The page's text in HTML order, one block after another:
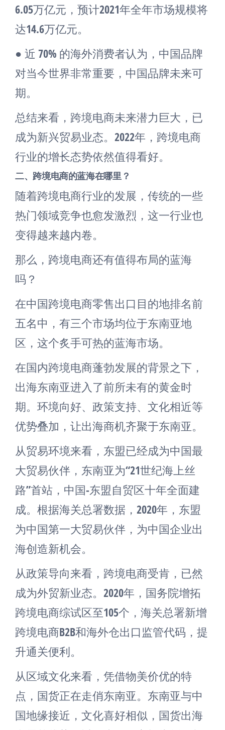
6.05万亿元，预计2021年全年市场规模将
达14.6万亿元。
● 近 70% 的海外消费者认为，中国品牌
对当今世界非常重要，中国品牌未来可
期。
总结来看，跨境电商未来潜力巨大，已
成为新兴贸易业态。2022年，跨境电商
行业的增长态势依然值得看好。
二、跨境电商的蓝海在哪里？
随着跨境电商行业的发展，传统的一些
热门领域竞争也愈发激烈，这一行业也
变得越来越内卷。
那么，跨境电商还有值得布局的蓝海
吗？
在中国跨境电商零售出口目的地排名前
五名中，有三个市场均位于东南亚地
区，这个炙手可热的蓝海市场。
在国内跨境电商蓬勃发展的背景之下，
出海东南亚进入了前所未有的黄金时
期。环境向好、政策支持、文化相近等
优势叠加，让出海商机齐聚于东南亚。
从贸易环境来看，东盟已经成为中国最
大贸易伙伴，东南亚为“21世纪海上丝
路”首站，中国-东盟自贸区十年全面建
成。根据海关总署数据，2020年，东盟
为中国第一大贸易伙伴，为中国企业出
海创造新机会。
从政策导向来看，跨境电商受肯，已然
成为外贸新业态。2020年，国务院增拓
跨境电商综试区至105个，海关总署新增
跨境电商B2B和海外仓出口监管代码，提
升通关便利。
从区域文化来看，凭借物美价优的特
点，国货正在走俏东南亚。东南亚与中
国地缘接近，文化喜好相似，国货出海